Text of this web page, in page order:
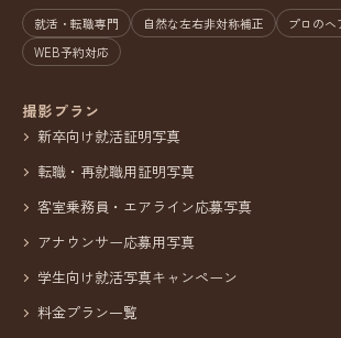
就活・転職専門 自然な左右非対称補正
プロのヘ
WEB予約対応
撮影プラン
新卒向け就活証明写真
転職・再就職用証明写真
客室乗務員・エアライン応募写真
アナウンサー応募用写真
学生向け就活写真キャンペーン
料金プラン一覧